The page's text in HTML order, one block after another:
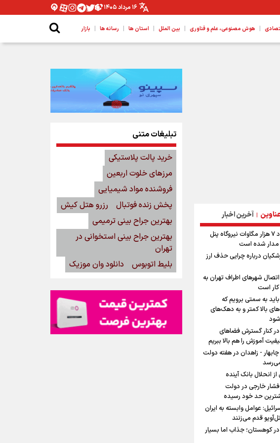
۱۶ مرداد ۱۴۰۵
| هوش مصنوعی، علم و فناوری | بین الملل | استان ها | رسانه ها | بازار
| آخرین اخبار
پزشکیان : حدود ۷ هزار مگاوات نیروگاه پنل
مدار شده است
درباره چرایی حذف ارز
شهرهای اطراف تهران به
است
به سمتی برویم که
بالا کمتر و به دهک‌های
کنار گسترش فضاهای
آموزش را هم بالا ببریم
- زاهدان در هفته دولت
می‌رسد
انحلال بانک آینده
خارجی در دولت
حد خود رسیده
رژیم اسرائیل: عوامل وابسته به ایران
قدم می‌زنند
کوهستان؛ جذاب اما بسیار
تبلیغات متنی
خرید پالت پلاستیکی
مرزهای خلوت اربعین
فروشنده مواد شیمیایی
پخش زنده فوتبال
رزرو هتل کیش
بهترین جراح بینی ترمیمی
بهترین جراح بینی استخوانی در
تهران
بلیط اتوبوس
دانلود وان موزیک